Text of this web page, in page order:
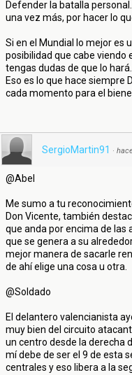
Defender la batalla
una vez más, por hacer lo
Si en el Mundial lo mejor es
posibilidad que cabe viendo
tengas dudas de que lo
Eso es lo que hace siempre
cada momento para el
SergioMartin91 ·
@Abel
Me sumo a tu
Don Vicente, también
que anda por encima de las
que se genera a su
mejor manera de sacarle
de ahí elige una cosa u otra.
@Soldado
El delantero valencianista
muy bien del circuito
un centro desde la derecha
mí debe de ser el 9 de esta
centrales y eso libera a la